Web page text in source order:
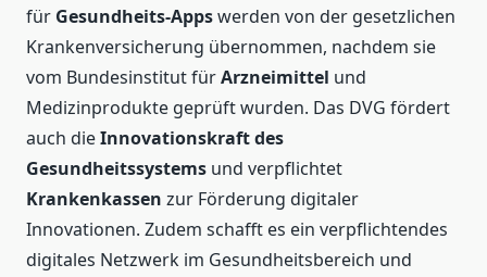
für Gesundheits-Appswerden von der gesetzlichen
Krankenversicherung übernommen, nachdem sie
vom Bundesinstitut fürArzneimittel und
Medizinprodukte geprüft wurden. Das DVG fördert
auch dieInnovationskraft des
Gesundheitssystems und verpflichtet
Krankenkassen zur Förderung digitaler
Innovationen. Zudem schafft es ein verpflichtendes
digitales Netzwerk im Gesundheitsbereich und